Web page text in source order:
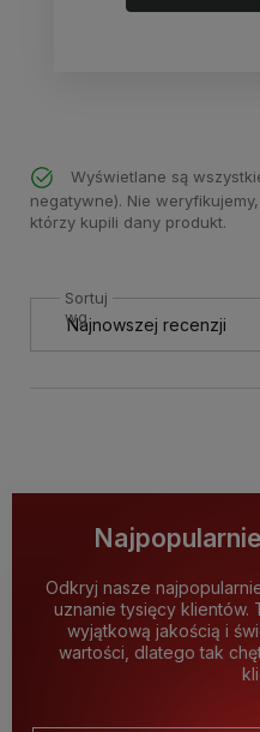
Wyświetlane są
negatywne). Nie
którzy kupili dany produkt.
Sortuj
wg
Odkryj nasze
uznanie tysięcy klientów.
wyjątkową jakością i
wartości, dlatego tak